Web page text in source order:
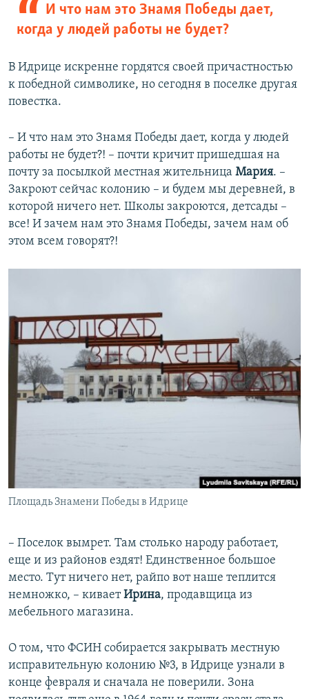
И что нам это Знамя Победы дает,
когда у людей работы не будет?
В Идрице искренне гордятся своей причастностью
к победной символике, но сегодня в поселке другая
повестка.
– И что нам это Знамя Победы дает, когда у людей
работы не будет?! – почти кричит пришедшая на
почту за посылкой местная жительница Мария. –
Закроют сейчас колонию – и будем мы деревней, в
которой ничего нет. Школы закроются, детсады –
все! И зачем нам это Знамя Победы, зачем нам об
этом всем говорят?!
Площадь Знамени Победы в Идрице
– Поселок вымрет. Там столько народу работает,
еще и из районов ездят! Единственное большое
место. Тут ничего нет, райпо вот наше теплится
немножко, – киваетИрина, продавщица из
мебельного магазина.
О том, что ФСИН собирается закрывать местную
исправительную колонию №3, в Идрице узнали в
конце февраля и сначала не поверили. Зона